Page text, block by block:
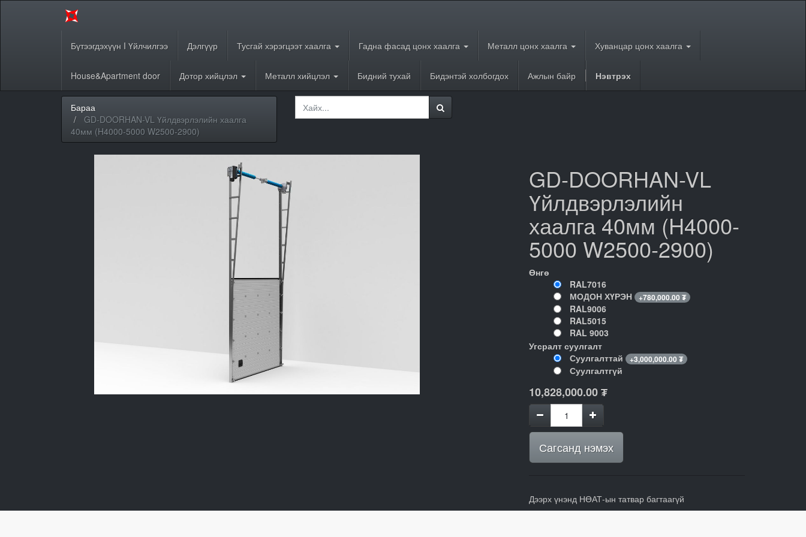
Бүтээгдэхүүн I Үйлчилгээ Дэлгүүр Тусгай хэрэгцээт хаалга Гадна фасад цонх хаалга Металл цонх хаалга Хуванцар цонх хаалга
House&Apartment door Дотор хийцлэл Металл хийцлэл Бидний тухай Бидэнтэй холбогдох Ажлын байр Нэвтрэх
Бараа
GD-DOORHAN-VL Үйлдвэрлэлийн хаалга
40мм (H4000-5000 W2500-2900)
GD-DOORHAN-VL
Үйлдвэрлэлийн
хаалга 40мм (H4000-
5000 W2500-2900)
Өнгө
RAL7016
МОДОН ХҮРЭН
+780,000.00 ₮
RAL9006
RAL5015
RAL 9003
Угсралт суулгалт
Суулгалттай
+3,000,000.00 ₮
Суулгалтгүй
10,828,000.00₮
Сагсанд нэмэх
Дээрх үнэнд НӨАТ-ын татвар багтаагүй